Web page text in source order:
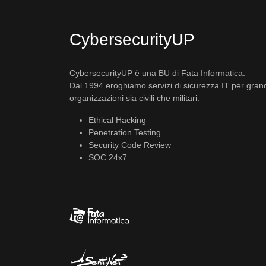
CybersecurityUP
CybersecurityUP è una BU di Fata Informatica.
Dal 1994 eroghiamo servizi di sicurezza IT per
organizzazioni sia civili che militari.
Ethical Hacking
Penetration Testing
Security Code Review
SOC 24x7